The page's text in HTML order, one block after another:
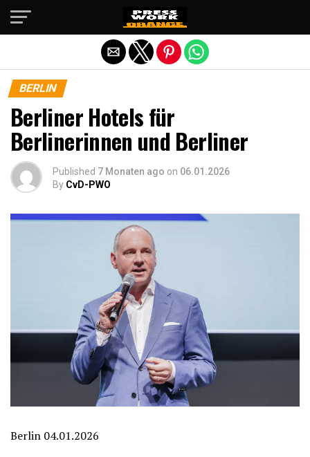
BERLIN
Berliner Hotels für
Berlinerinnen und Berliner
Published 7 Monaten ago on 06.01.2026
By CvD-PWO
Berlin 04.01.2026
Die mobile Version verlassen